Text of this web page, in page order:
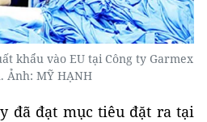
khẩu vào EU tại Công ty Garmex
Ảnh: MỸ HẠNH
đã đạt mục tiêu đặt ra tại